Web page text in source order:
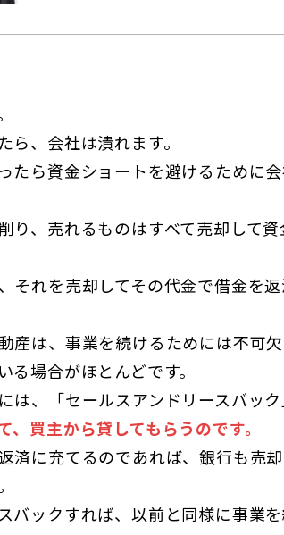
ら、会社は潰れます。
たら資金ショートを避けるために
り、売れるものはすべて売却して
それを売却してその代金で借金を
産は、事業を続けるためには不可
る場合がほとんどです。
は、「セールスアンドリースバッ
、買主から貸してもらうのです。
済に充てるのであれば、銀行も売
バックすれば、以前と同様に事業